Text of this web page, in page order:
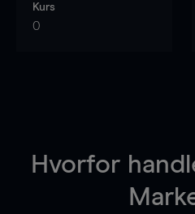
Kurs
0
Hvorfor